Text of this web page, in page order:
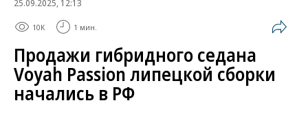
25.09.2025, 12:13
10K 1 мин.
Продажи гибридного седана
Voyah Passion липецкой сборки
начались в РФ